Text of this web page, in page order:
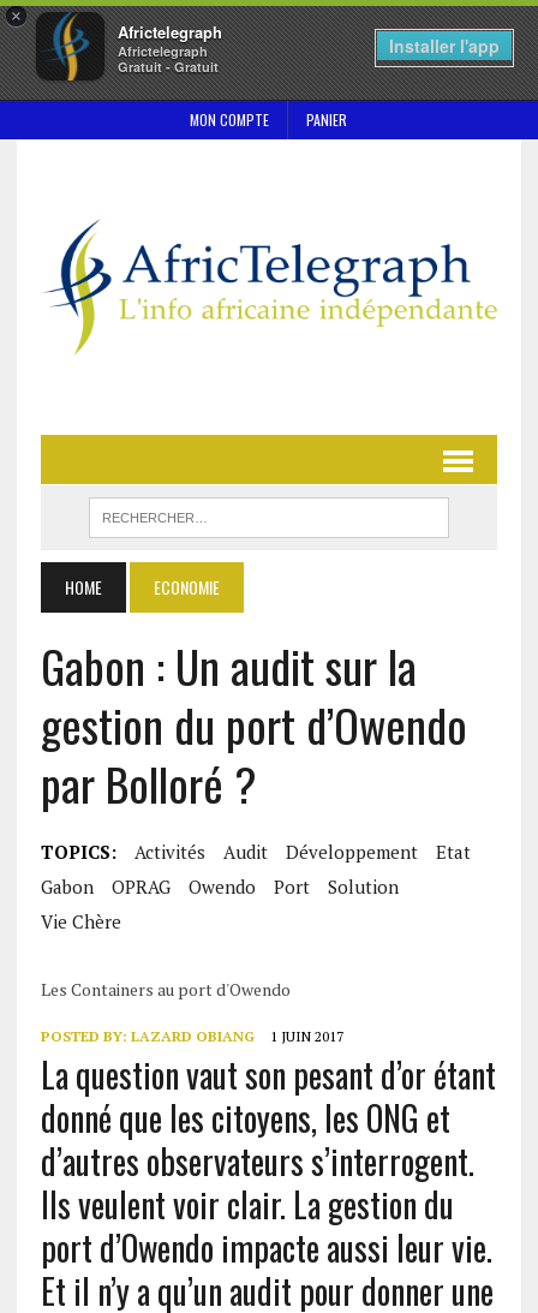
×
Africtelegraph
Africtelegraph
Gratuit - Gratuit
Installer l'app
MON COMPTE PANIER
HOME ECONOMIE
Gabon : Un audit sur la
gestion du port d’Owendo
par Bolloré ?
TOPICS: Activités Audit Développement
Etat
Gabon
OPRAG Owendo Port
Solution
Vie Chère
Les Containers au port d'Owendo
POSTED BY: LAZARD OBIANG 1 JUIN 2017
La question vaut son pesant d’or étant
donné que les citoyens, les ONG et
d’autres observateurs s’interrogent.
Ils veulent voir clair. La gestion du
port d’Owendo impacte aussi leur vie.
Et il n’y a qu’un audit pour donner une